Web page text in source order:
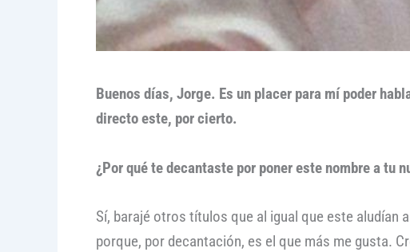
Buenos días, Jorge. Es un placer para mí poder
directo este, por cierto.
¿Por qué te decantaste por poner este nombre a
Sí, barajé otros títulos que al igual que este aludían
porque, por decantación, es el que más me gusta.